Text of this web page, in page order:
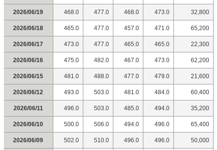
2026/06/19 468.0 477.0 468.0 473.0 32,800
2026/06/18 465.0 477.0 457.0 471.0 65,200
2026/06/17 473.0 477.0 465.0 465.0 22,300
2026/06/16 475.0 482.0 467.0 473.0 62,200
2026/06/15 481.0 488.0 477.0 479.0 21,600
2026/06/12 493.0 503.0 481.0 484.0 60,400
2026/06/11 496.0 503.0 485.0 494.0 35,200
2026/06/10 500.0 506.0 494.0 496.0 65,400
2026/06/09 502.0 510.0 496.0 496.0 50,000